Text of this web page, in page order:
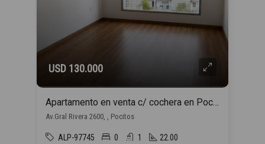
USD 130.000
Apartamento en venta c/ cochera en Pocitos
Av.Gral Rivera 2600, , Pocitos
ALP-97745 0 1 22.00